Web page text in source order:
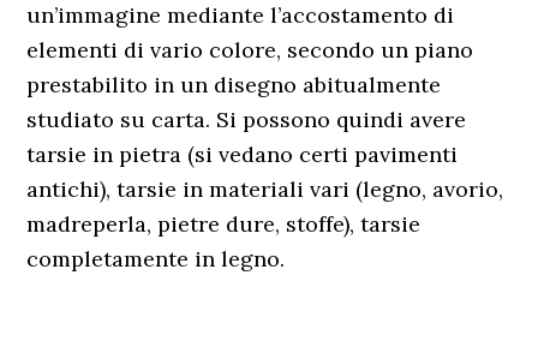
un’immagine mediante l’accostamento di
elementi di vario colore, secondo un piano
prestabilito in un disegno abitualmente
studiato su carta. Si possono quindi avere
tarsie in pietra (si vedano certi pavimenti
antichi), tarsie in materiali vari (legno, avorio,
madreperla, pietre dure, stoffe), tarsie
completamente in legno.